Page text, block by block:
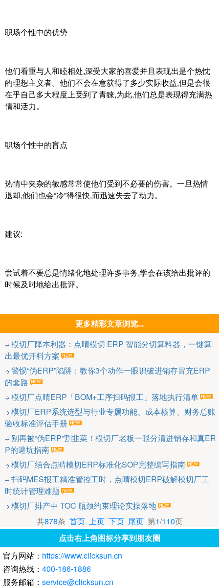
职场个性中的优势
他们看重与人和睦相处,深受大家的喜爱并且表现出是个热忱
的理想主义者。他们不会在意获得了多少实际收益,但是会很
在乎自己多大程度上受到了青睐,为此,他们总是表现得充满热
情和活力。
职场个性中的盲点
热情中夹杂的敏感常常使他们受到不必要的伤害。一旦热情
退却,他们也会“冷”得很快,而迅速失去了动力。
建议:
尝试着不要总是情绪化地处理许多事务,学会在该给出批评的
时候及时地给出批评。
更多精彩文章浏览...
模切厂降本利器：点晴模切 ERP 智能分切算料器，一键算
出最优开料方案
警惕“伪ERP”陷阱：教你3个动作一眼识破进销存冒充ERP
的套路
模切厂点晴ERP「BOM+工序扫码报工」落地执行清单
模切厂ERP系统选型与行业专属功能、成本核算、财务总账
验收标准评估手册
别再被“伪ERP”割韭菜！模切厂老板一眼分清进销存和真ER
P的避坑指南
模切厂结合点晴模切ERP标准化SOP完整编写指南
扫码MES报工精准管控工时，点晴模切ERP破解模切厂工
时统计管理难题
模切厂排产中 TOC 瓶颈约束理论实操落地
共878条 首页 上页 下页 尾页第1/110页
点击右上角图标分享到朋友圈
官方网站： https://www.clicksun.cn
咨询热线： 400-186-1886
服务邮箱： service@clicksun.cn